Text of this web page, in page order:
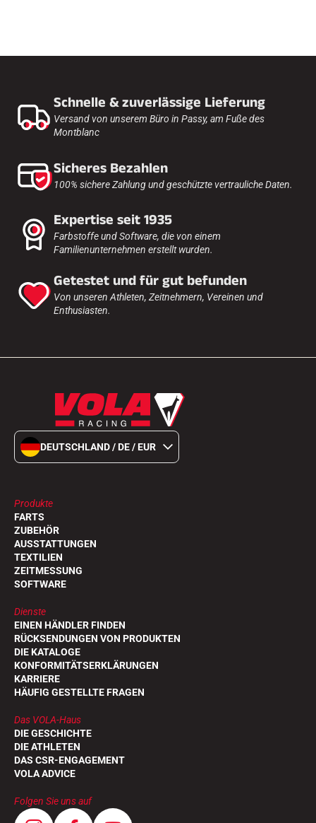
Schnelle & zuverlässige Lieferung
Versand von unserem Büro in Passy, am Fuße des
Montblanc
Sicheres Bezahlen
100% sichere Zahlung und geschützte vertrauliche Daten.
Expertise seit 1935
Farbstoffe und Software, die von einem
Familienunternehmen erstellt wurden.
Getestet und für gut befunden
Von unseren Athleten, Zeitnehmern, Vereinen und
Enthusiasten.
DEUTSCHLAND / DE / EUR
Produkte
FARTS
ZUBEHÖR
AUSSTATTUNGEN
TEXTILIEN
ZEITMESSUNG
SOFTWARE
Dienste
EINEN HÄNDLER FINDEN
RÜCKSENDUNGEN VON PRODUKTEN
DIE KATALOGE
KONFORMITÄTSERKLÄRUNGEN
KARRIERE
HÄUFIG GESTELLTE FRAGEN
Das VOLA-Haus
DIE GESCHICHTE
DIE ATHLETEN
DAS CSR-ENGAGEMENT
VOLA ADVICE
Folgen Sie uns auf